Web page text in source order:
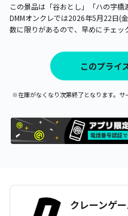
この景品は「谷おとし」「ハの字橋
DMMオンクレでは2026年5月22日(
数に限りがあるので、早めにチェッ
このプライ
※在庫がなくなり次第終了となります。サ
クレーンゲ